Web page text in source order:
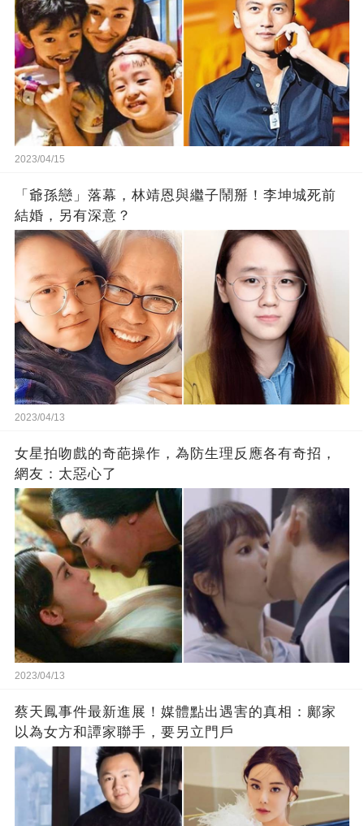
2023/04/15
「爺孫戀」落幕，林靖恩與繼子鬧掰！李坤城死前
結婚，另有深意？
2023/04/13
女星拍吻戲的奇葩操作，為防生理反應各有奇招，
網友：太惡心了
2023/04/13
蔡天鳳事件最新進展！媒體點出遇害的真相：鄺家
以為女方和譚家聯手，要另立門戶